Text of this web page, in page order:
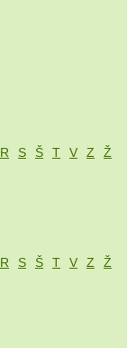
R S Š T V Z
Ž
R S Š T V Z
Ž